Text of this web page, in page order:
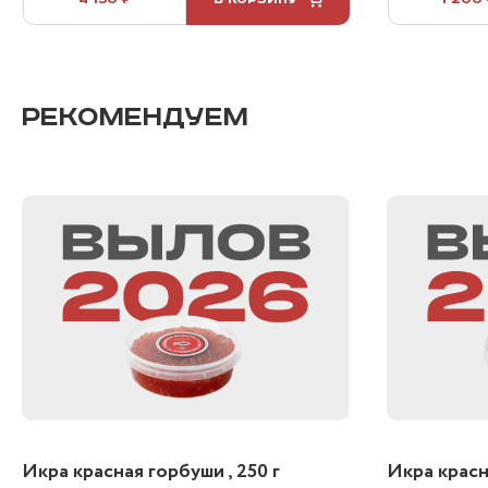
РЕКОМЕНДУЕМ
Икра красная горбуши , 250 г Икра